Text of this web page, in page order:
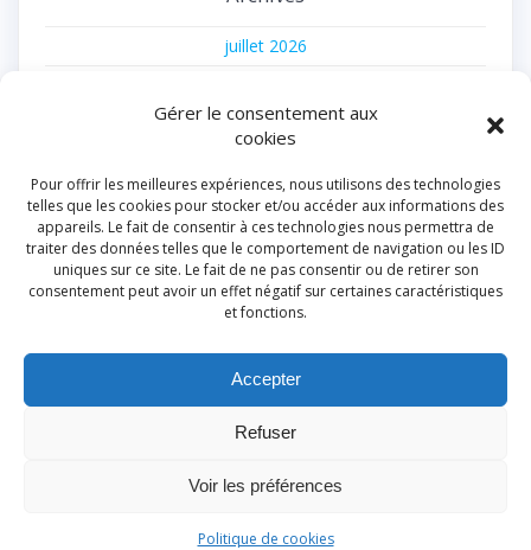
Gérer le consentement aux
cookies
Pour offrir les meilleures expériences, nous utilisons des technologies
telles que les cookies pour stocker et/ou accéder aux informations des
appareils. Le fait de consentir à ces technologies nous permettra de
traiter des données telles que le comportement de navigation ou les ID
uniques sur ce site. Le fait de ne pas consentir ou de retirer son
consentement peut avoir un effet négatif sur certaines caractéristiques
et fonctions.
Accepter
Refuser
Voir les préférences
Politique de cookies
juillet 2026
avril 2026
novembre 2025
juillet 2025
juin 2025
février 2025
août 2024
juin 2024
mars 2024